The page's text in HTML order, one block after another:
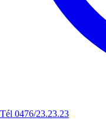
Tél 0476/23.23.23